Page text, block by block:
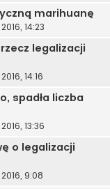
marihuanę
14:23
legalizacji
14:16
spadła liczba
13:36
o legalizacji
9:08